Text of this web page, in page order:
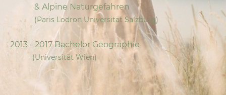
& Alpine Naturgefahren
(Paris Lodron Universität Salzburg)
2013 - 2017 Bachelor Geographie
(Universität Wien)